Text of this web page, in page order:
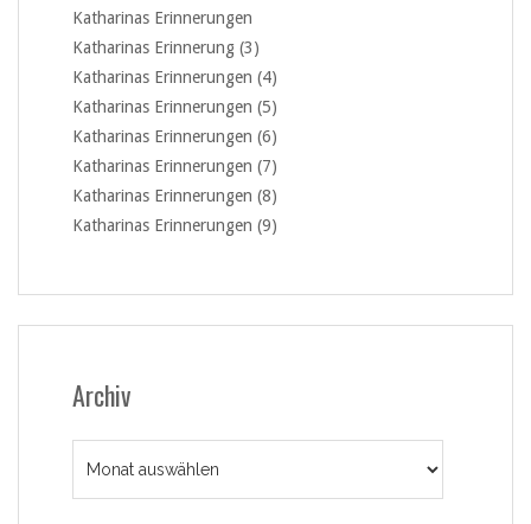
Katharinas Erinnerungen
Katharinas Erinnerung (3)
Katharinas Erinnerungen (4)
Katharinas Erinnerungen (5)
Katharinas Erinnerungen (6)
Katharinas Erinnerungen (7)
Katharinas Erinnerungen (8)
Katharinas Erinnerungen (9)
Archiv